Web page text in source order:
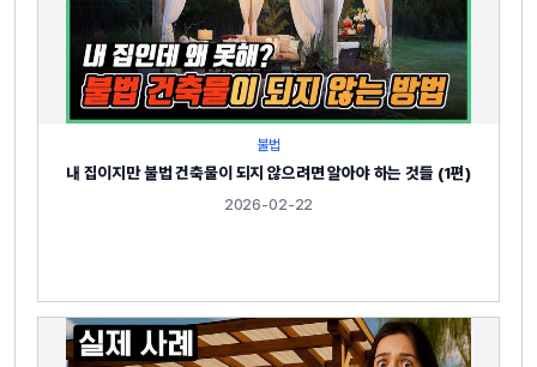
불법
내 집이지만 불법 건축물이 되지 않으려면 알아야 하는 것들 (1편)
2026-02-22